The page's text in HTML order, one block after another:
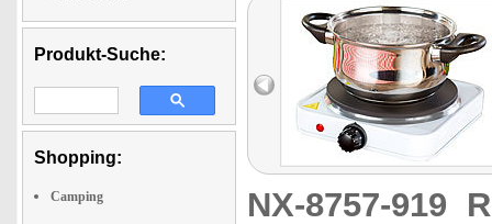
Produkt-Suche:
Shopping:
Camping NX-8757-919